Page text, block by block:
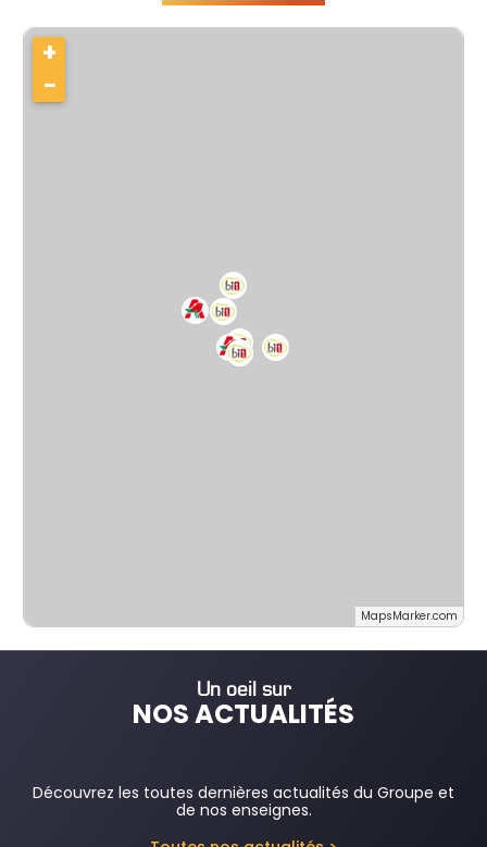
+
−
MapsMarker.com
Un oeil sur
NOS ACTUALITÉS
Découvrez les toutes dernières actualités du Groupe et
de nos enseignes.